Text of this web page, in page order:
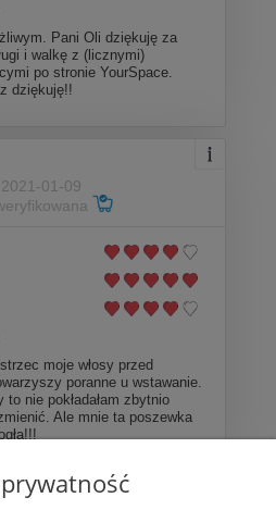
Pani Oli dziękuję za
i walkę z (licznymi)
po stronie YourSpace.
dziękuję!!
01-09
moje włosy przed
poranne u wstawanie.
nie pokładałam zbytnio
Ale mnie ta poszewka
opinii